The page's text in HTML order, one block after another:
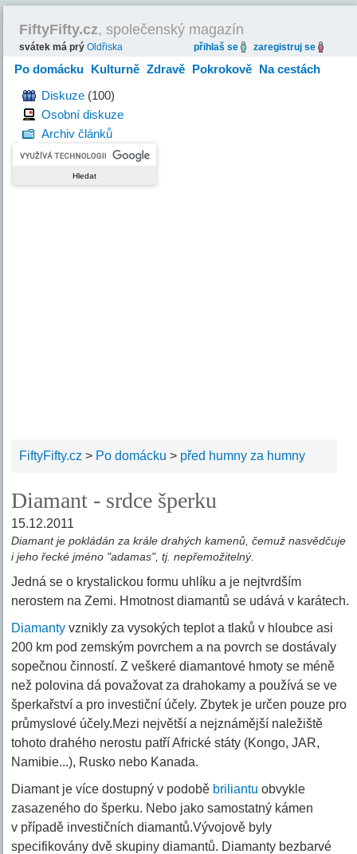
FiftyFifty.cz, společenský magazín
svátek má prýOldřiska přihlaš se zaregistruj se
Po domácku Kulturně Zdravě Pokrokově Na cestách
HravěDiskuze (100)
Osobní diskuze
Archiv článků
FiftyFifty.cz > Po domácku > před humny za humny
Diamant - srdce šperku
15.12.2011
Diamant je pokládán za krále drahých kamenů, čemuž nasvědčuje
i jeho řecké jméno "adamas", tj. nepřemožitelný.
Jedná se o krystalickou formu uhlíku a je nejtvrdším
nerostem na Zemi. Hmotnost diamantů se udává v karátech.
Diamanty vznikly za vysokých teplot a tlaků v hloubce asi
200 km pod zemským povrchem a na povrch se dostávaly
sopečnou činností. Z veškeré diamantové hmoty se méně
než polovina dá považovat za drahokamy a používá se ve
šperkařství a pro investiční účely. Zbytek je určen pouze pro
průmyslové účely.Mezi největší a nejznámější naležiště
tohoto drahého nerostu patří Africké státy (Kongo, JAR,
Namibie...), Rusko nebo Kanada.
Diamant je více dostupný v podobě briliantu obvykle
zasazeného do šperku. Nebo jako samostatný kámen
v případě investičních diamantů.Vývojově byly
specifikovány dvě skupiny diamantů. Diamanty bezbarvé